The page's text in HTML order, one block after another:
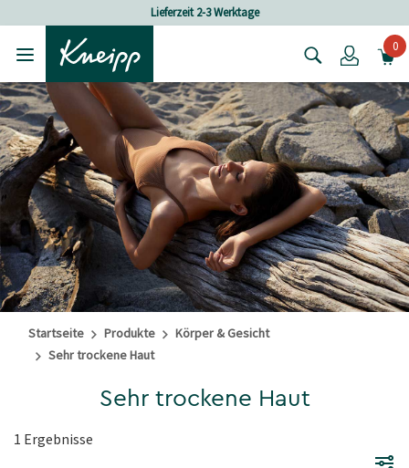
Lieferzeit 2-3 Werktage
Login0
Startseite Produkte
Körper & Gesicht
Sehr trockene Haut
Sehr trockene Haut
1 Ergebnisse